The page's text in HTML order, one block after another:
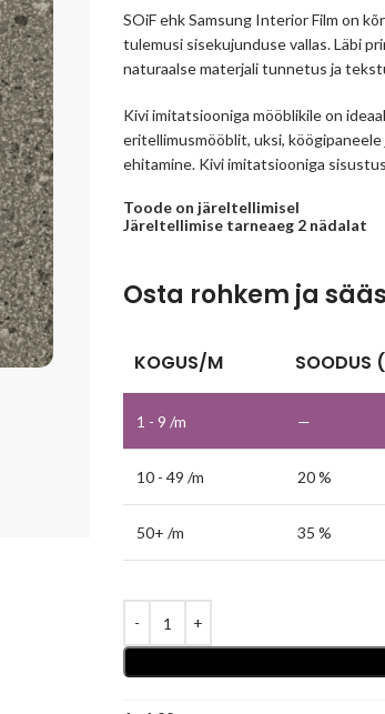
SOiF ehk Samsung Interior Film on
tulemusi sisekujunduse vallas. Läbi
naturaalse materjali tunnetus ja
Kivi imitatsiooniga mööblikile on
eritellimusmööblit, uksi,
ehitamine. Kivi imitatsiooniga
Toode on järeltellimisel
Järeltellimise tarneaeg 2 nädalat
Osta rohkem ja
KOGUS/M SOODUS
1 - 9 /m —
10 - 49 /m 20 %
50+ /m 35 %